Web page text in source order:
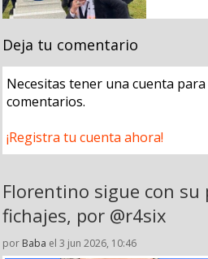
Deja tu comentario
Necesitas tener una cuenta
comentarios.
¡Registra tu cuenta ahora!
Florentino sigue con su
fichajes, por @r4six
por Baba el 3 jun 2026, 10:46